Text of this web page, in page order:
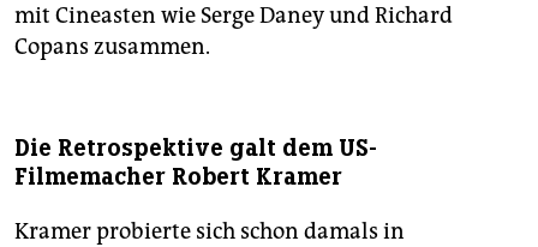
mit Cineasten wie Serge Daney und Richard
Copans zusammen.
Die Retrospektive galt dem US-
Filmemacher Robert Kramer
Kramer probierte sich schon damals in